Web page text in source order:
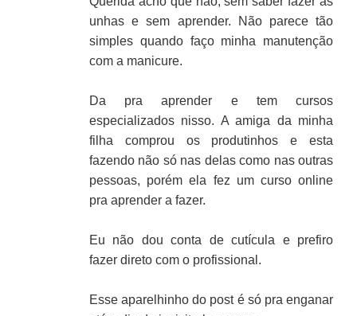
unhas e sem aprender. Não parece tão
simples quando faço minha manutenção
com a manicure.
Da pra aprender e tem cursos
especializados nisso. A amiga da minha
filha comprou os produtinhos e esta
fazendo não só nas delas como nas outras
pessoas, porém ela fez um curso online
pra aprender a fazer.
Eu não dou conta de cutícula e prefiro
fazer direto com o profissional.
Esse aparelhinho do post é só pra enganar